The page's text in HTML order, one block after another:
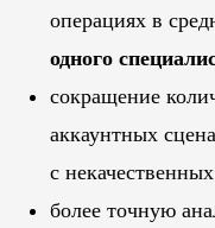
операциях в
одного
сокращение
аккаунтных
с
более точную